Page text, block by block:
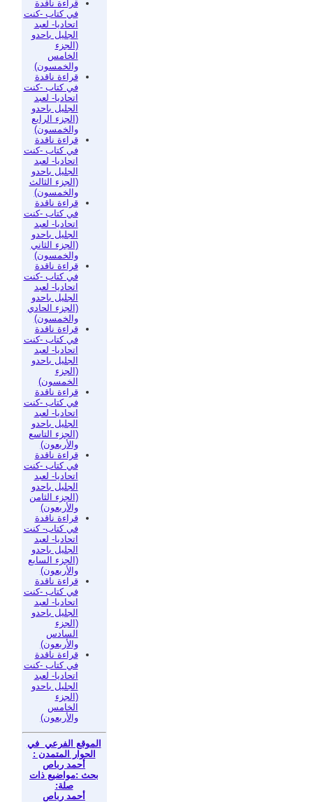
قراءة ناقدة
في كتاب -كنت
اتحاديا- لعبد
الجليل باحدو
(الجزء
الخامس
والخمسون)
قراءة ناقدة
في كتاب -كنت
اتحاديا- لعبد
الجليل باحدو
(الجزء الرابع
والخمسون)
قراءة ناقدة
في كتاب -كنت
اتحاديا- لعبد
الجليل باحدو
(الجزء الثالث
والخمسون)
قراءة ناقدة
في كتاب -كنت
اتحاديا- لعبد
الجليل باحدو
(الجزء الثاني
والخمسون)
قراءة ناقدة
في كتاب -كنت
اتحاديا- لعبد
الجليل باحدو
(الجزء الحادي
والخمسون)
قراءة ناقدة
في كتاب -كنت
اتحاديا- لعبد
الجليل باحدو
(الجزء
الخمسون)
قراءة ناقدة
في كتاب -كنت
اتحاديا- لعبد
الجليل باحدو
(الجزء التاسع
والأربعون)
قراءة ناقدة
في كتاب -كنت
اتحاديا- لعبد
الجليل باحدو
(الجزء الثامن
والأربعون)
قراءة ناقدة
في كتاب- كنت
اتحاديا- لعبد
الجليل باحدو
(الجزء السابع
والأربعون)
قراءة ناقدة
في كتاب -كنت
اتحاديا- لعبد
الجليل باحدو
(الجزء
السادس
والأربعون)
قراءة ناقدة
في كتاب -كنت
اتحاديا- لعبد
الجليل باحدو
(الجزء
الخامس
والأربعون)
الموقع الفرعي في
الحوار المتمدن :
أحمد رباص
بحث :مواضيع ذات
صلة:
أحمد رباص